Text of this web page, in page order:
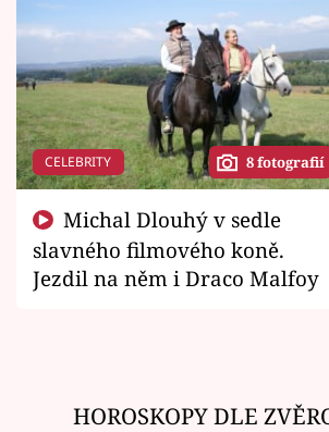
CELEBRITY 8 fotografií
slavného filmového koně.
Jezdil na něm i Draco Malfoy
HOROSKOPY DLE